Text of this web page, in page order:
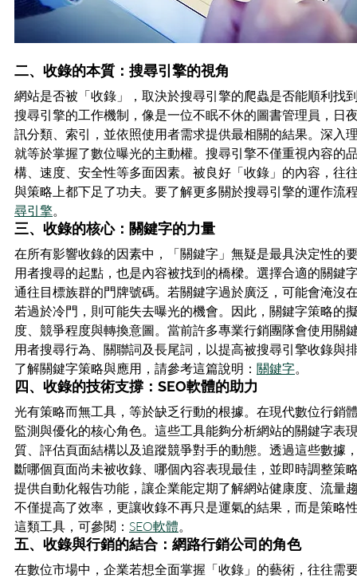
二、收錄的本質：搜尋引擎的視角
網站是否被「收錄」，取決於搜尋引擎的爬蟲是否能順利找
搜尋引擎的工作機制，像是一位不眠不休的圖書管理員，日
訊分類、索引，並依照使用者需求提供最相關的結果。深入
就等於掌握了數位曝光的主動權。搜尋引擎不僅重視內容的
構、速度、安全性等多面因素。被良好「收錄」的內容，往
與策略上都下足了功夫。要了解更多關於搜尋引擎的運作流
尋引擎。
三、收錄的核心：關鍵字的力量
在所有影響收錄的因素中，「關鍵字」無疑是最具決定性的
用者搜尋的起點，也是內容被找到的橋樑。選擇合適的關鍵
通往目標族群的門牌號碼。若關鍵字過於廣泛，可能會淹沒
若過於冷門，則可能失去曝光的機會。因此，關鍵字策略的
度、競爭程度與轉換意圖。當前許多專業行銷團隊會使用關
用者搜尋行為、關聯詞及長尾詞，以提高被搜尋引擎收錄與
了解關鍵字策略與應用，請參考這篇說明： 關鍵字。
四、收錄的技術支撐：SEO軟體的助力
光有策略而無工具，等於缺乏行動的根據。在現代數位行銷
監測與優化的核心角色。這些工具能夠分析網站的關鍵字表
質、評估頁面結構以及追蹤競爭對手的動態。透過這些數據
斷哪個頁面尚未被收錄、哪個內容表現最佳，並即時調整策
提供自動化報告功能，讓企業能定期了解網站健康度、流量
不僅提高了效率，更讓收錄不再只是運氣的結果，而是策略
這類工具，可參閱： SEO軟體。
五、收錄與行銷的結合：網路行銷公司的角色
在數位市場中，企業若想全面掌握「收錄」的藝術，往往需